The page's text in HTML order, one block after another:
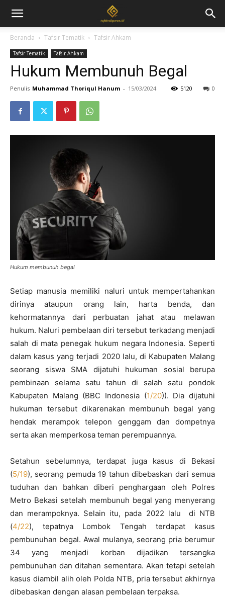
Beranda Tafsir Tematik Tafsir Ahkam
Tafsir Tematik Tafsir Ahkam
Hukum Membunuh Begal
Penulis Muhammad Thoriqul Hanum - 15/03/2024 0
5120
Hukum membunuh begal
Setiap manusia memiliki naluri untuk mempertahankan
dirinya ataupun orang lain, harta benda, dan
kehormatannya dari perbuatan jahat atau melawan
hukum. Naluri pembelaan diri tersebut terkadang menjadi
salah di mata penegak hukum negara Indonesia. Seperti
dalam kasus yang terjadi 2020 lalu, di Kabupaten Malang
seorang siswa SMA dijatuhi hukuman sosial berupa
pembinaan selama satu tahun di salah satu pondok
Kabupaten Malang (BBC Indonesia (1/20)). Dia dijatuhi
hukuman tersebut dikarenakan membunuh begal yang
hendak merampok telepon genggam dan dompetnya
serta akan memperkosa teman perempuannya.
Setahun sebelumnya, terdapat juga kasus di Bekasi
(5/19), seorang pemuda 19 tahun dibebaskan dari semua
tuduhan dan bahkan diberi penghargaan oleh Polres
Metro Bekasi setelah membunuh begal yang menyerang
dan merampoknya. Selain itu, pada 2022 lalu di NTB
(4/22), tepatnya Lombok Tengah terdapat kasus
pembunuhan begal. Awal mulanya, seorang pria berumur
34 yang menjadi korban dijadikan tersangka
pembunuhan dan ditahan sementara. Akan tetapi setelah
kasus diambil alih oleh Polda NTB, pria tersebut akhirnya
dibebaskan dengan alasan pembelaan terpaksa.